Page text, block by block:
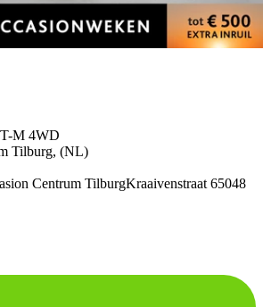
M 4WD
Tilburg, (NL)
Centrum TilburgKraaivenstraat 65048